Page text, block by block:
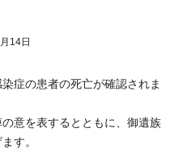
14日
症の患者の死亡が確認されま
意を表するとともに、御遺族
す。